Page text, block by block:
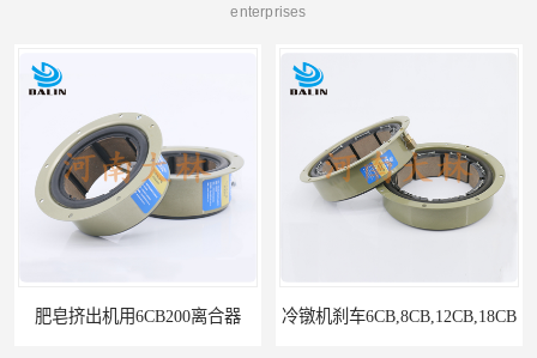
enterprises
冷镦机刹车6CB,8CB,12CB,18CB